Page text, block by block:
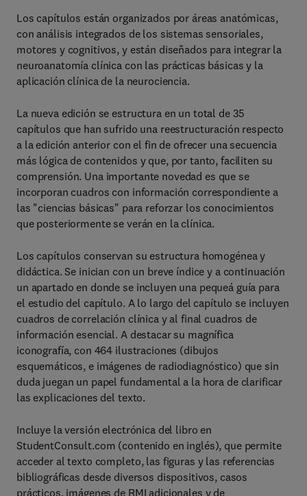
Los capítulos están organizados por áreas anatómicas,
con análisis integrados de los sistemas sensoriales,
motores y cognitivos, y están diseñados para integrar la
neuroanatomía clínica con las prácticas básicas y la
aplicación clínica de la neurociencia.
La nueva edición se estructura en un total de 35
capítulos que han sufrido una reestructuración respecto
a la edición anterior con el fin de ofrecer una secuencia
más lógica de contenidos y que, por tanto, faciliten su
comprensión. Una importante novedad es que se
incorporan cuadros con información correspondiente a
las "ciencias básicas" para reforzar los conocimientos
que posteriormente se verán en la clínica.
Los capítulos conservan su estructura homogénea y
didáctica. Se inician con un breve índice y a continuación
un apartado en donde se incluyen una pequeá guía para
el estudio del capítulo. A lo largo del capítulo se incluyen
cuadros de correlación clínica y al final cuadros de
información esencial. A destacar su magnífica
iconografía, con 464 ilustraciones (dibujos
esquemáticos, e imágenes de radiodiagnóstico) que sin
duda juegan un papel fundamental a la hora de clarificar
las explicaciones del texto.
Incluye la versión electrónica del libro en
StudentConsult.com (contenido en inglés), que permite
acceder al texto completo, las figuras y las referencias
bibliográficas desde diversos dispositivos, casos
prácticos, imágenes de RMI adicionales y de